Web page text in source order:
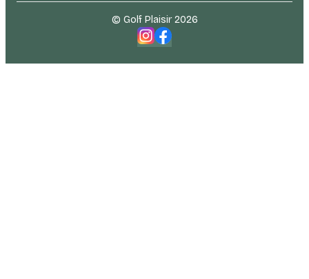
© Golf Plaisir 2026